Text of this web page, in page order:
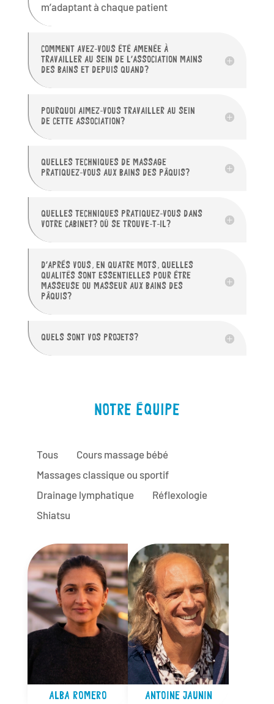
m’adaptant à chaque patient
COMMENT AVEZ-VOUS ÉTÉ AMENÉE À
TRAVAILLER AU SEIN DE L’ASSOCIATION MAINS
DES BAINS ET DEPUIS QUAND?
POURQUOI AIMEZ-VOUS TRAVAILLER AU SEIN
DE CETTE ASSOCIATION?
QUELLES TECHNIQUES DE MASSAGE
PRATIQUEZ-VOUS AUX BAINS DES PÂQUIS?
QUELLES TECHNIQUES PRATIQUEZ-VOUS DANS
VOTRE CABINET? OÙ SE TROUVE-T-IL?
D’APRÈS VOUS, EN QUATRE MOTS, QUELLES
QUALITÉS SONT ESSENTIELLES POUR ÊTRE
MASSEUSE OU MASSEUR AUX BAINS DES
PÂQUIS?
QUELS SONT VOS PROJETS?
NOTRE ÉQUIPE
Tous
Cours massage bébé
Massages classique ou sportif
Drainage lymphatique
Réflexologie
Shiatsu
ALBA ROMERO ANTOINE JAUNIN